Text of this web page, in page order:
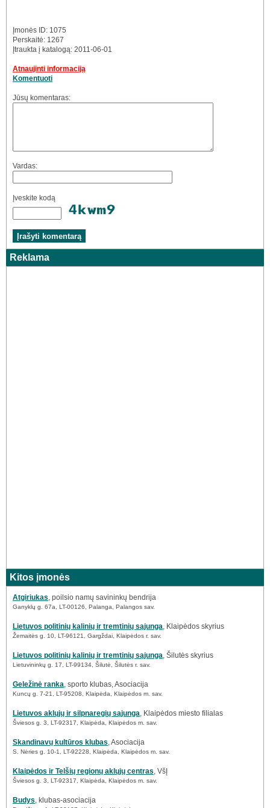
Įmonės ID: 1075
Perskaitė: 1267
Įtraukta į katalogą: 2011-06-01
Atnaujinti informaciją
Komentuoti
Jūsų komentaras:
Vardas:
Įveskite kodą
Reklama
Kitos įmonės
Atgiriukas, poilsio namų savininkų bendrija
Ganyklų g. 67a, LT-00126, Palanga, Palangos sav.
Lietuvos politinių kalinių ir tremtinių sąjunga, Klaipėdos skyrius
Žemaitės g. 10, LT-96121, Gargždai, Klaipėdos r. sav.
Lietuvos politinių kalinių ir tremtinių sąjunga, Šilutės skyrius
Lietuvininkų g. 17, LT-99134, Šilutė, Šilutės r. sav.
Geležinė ranka, sporto klubas, Asociacija
Kuncų g. 7-21, LT-95208, Klaipėda, Klaipėdos m. sav.
Lietuvos aklųjų ir silpnaregių sąjunga, Klaipėdos miesto filialas
Šviesos g. 3, LT-92317, Klaipėda, Klaipėdos m. sav.
Skandinavų kultūros klubas, Asociacija
S. Nėries g. 10-1, LT-92228, Klaipėda, Klaipėdos m. sav.
Klaipėdos ir Telšių regionų aklųjų centras, VšĮ
Šviesos g. 3, LT-92317, Klaipėda, Klaipėdos m. sav.
Budys, klubas-asociacija